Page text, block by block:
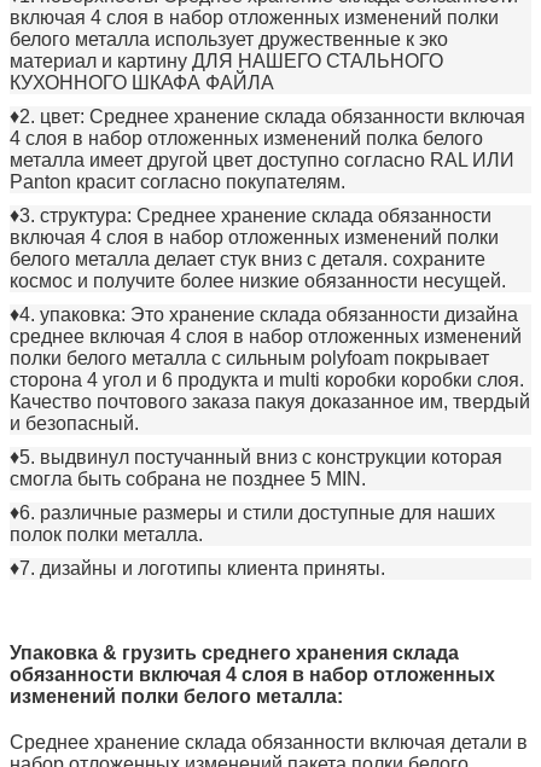
включая 4 слоя в набор отложенных изменений полки
белого металла использует дружественные к эко
материал и картину ДЛЯ НАШЕГО СТАЛЬНОГО
КУХОННОГО ШКАФА ФАЙЛА
♦2. цвет: Среднее хранение склада обязанности включая
4 слоя в набор отложенных изменений полка белого
металла имеет другой цвет доступно согласно RAL ИЛИ
Panton красит согласно покупателям.
♦3. структура: Среднее хранение склада обязанности
включая 4 слоя в набор отложенных изменений полки
белого металла делает стук вниз с деталя. сохраните
космос и получите более низкие обязанности несущей.
♦4. упаковка: Это хранение склада обязанности дизайна
среднее включая 4 слоя в набор отложенных изменений
полки белого металла с сильным polyfoam покрывает
сторона 4 угол и 6 продукта и multi коробки коробки слоя.
Качество почтового заказа пакуя доказанное им, твердый
и безопасный.
♦5. выдвинул постучанный вниз с конструкции которая
смогла быть собрана не позднее 5 MIN.
♦6. различные размеры и стили доступные для наших
полок полки металла.
♦7. дизайны и логотипы клиента приняты.
Упаковка & грузить среднего хранения склада
обязанности включая 4 слоя в набор отложенных
изменений полки белого металла:
Среднее хранение склада обязанности включая детали в